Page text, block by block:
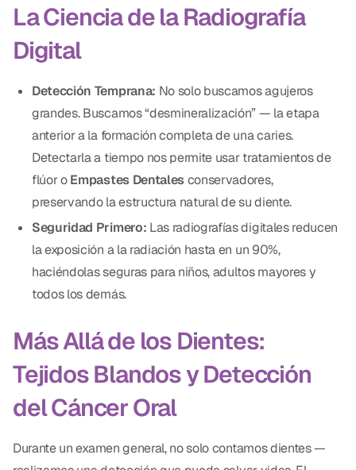
Coronas de Cerámica
Carillas
TECNOLOGÍA
CBCT
Impresiones Digitales
Radiografía Digital
ORTODONCIA
Invisalign
La Ciencia de la Radiografía
Digital
Detección Temprana: No solo buscamos agujeros
grandes. Buscamos “desmineralización” — la etapa
anterior a la formación completa de una caries.
Detectarla a tiempo nos permite usar tratamientos de
flúor oEmpastes Dentalesconservadores,
preservando la estructura natural de su diente.
Seguridad Primero: Las radiografías digitales reducen
la exposición a la radiación hasta en un 90%,
haciéndolas seguras para niños, adultos mayores y
todos los demás.
Más Allá de los Dientes:
Tejidos Blandos y Detección
del Cáncer Oral
Durante un examen general, no solo contamos dientes —